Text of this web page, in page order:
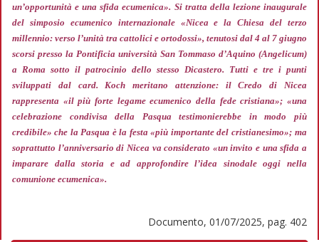
un’opportunità e una sfida ecumenica». Si tratta della lezione inaugurale
del simposio ecumenico internazionale «Nicea e la Chiesa del terzo
millennio: verso l’unità tra cattolici e ortodossi», tenutosi dal 4 al 7 giugno
scorsi presso la Pontificia università San Tommaso d’Aquino (Angelicum)
a Roma sotto il patrocinio dello stesso Dicastero. Tutti e tre i punti
sviluppati dal card. Koch meritano attenzione: il Credo di Nicea
rappresenta «il più forte legame ecumenico della fede cristiana»; «una
celebrazione condivisa della Pasqua testimonierebbe in modo più
credibile»che la Pasqua è la festa«più importante del cristianesimo»; ma
soprattutto l’anniversario di Nicea va considerato «un invito e una sfida a
imparare dalla storia e ad approfondire l’idea sinodale oggi nella
comunione ecumenica».
Documento, 01/07/2025, pag. 402